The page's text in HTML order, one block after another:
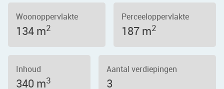
Woonoppervlakte
134 m2
Perceeloppervlakte
187 m2
Inhoud
340 m3
Aantal verdiepingen
3